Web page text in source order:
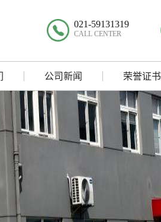
021-59131319
CALL CENTER
公司新闻 荣誉证书